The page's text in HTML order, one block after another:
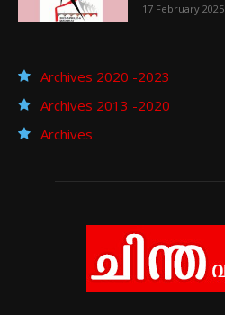
17 February 2025
Archives 2020 -2023
Archives 2013 -2020
Archives